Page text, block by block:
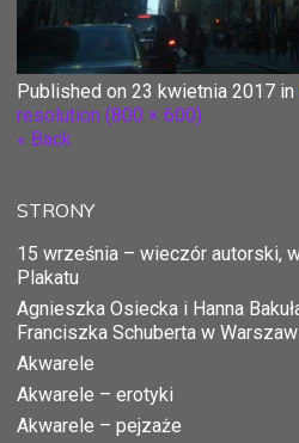
Published on 23 kwietnia 2017 in
resolution (800 × 600)
« Back
STRONY
15 września – wieczór autorski,
Plakatu
Agnieszka Osiecka i Hanna
Franciszka Schuberta w
Akwarele
Akwarele – erotyki
Akwarele – pejzaże